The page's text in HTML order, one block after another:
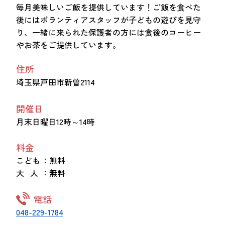
新着情報 音声読み上げ お問い合わせ
毎月美味しいご飯を提供しています！ご飯を食べた
後にはボランティアスタッフが子どもの遊びを見守
り、一緒に来られた保護者の方には食後のコーヒー
やお茶をご提供しています。
住所
埼玉県戸田市新曽2114
開催日
月末日曜日12時～14時
料金
こども ：無料
大 人 ：無料
電話
048-229-1784